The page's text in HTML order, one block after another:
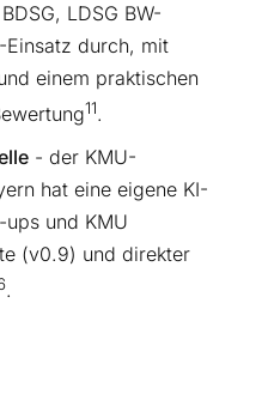
LDSG BW-
Einsatz durch, mit
einem praktischen
11.
- der KMU-
hat eine eigene KI-
und KMU
(v0.9) und direkter
.